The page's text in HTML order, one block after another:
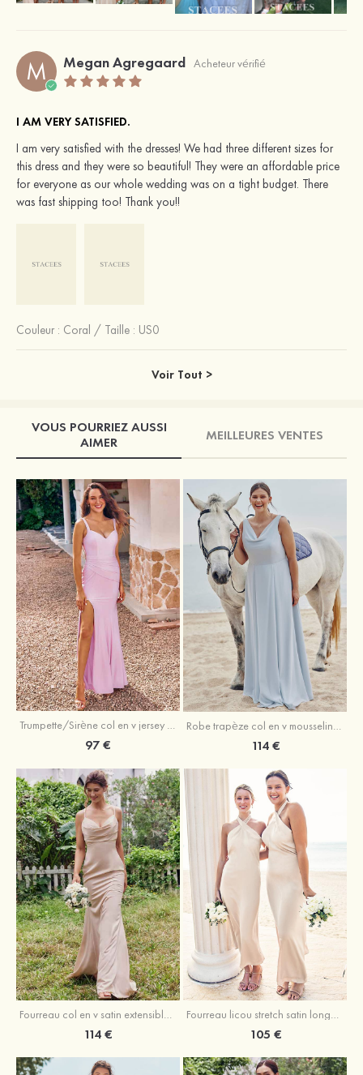
M Megan Agregaard Acheteur vérifié
I AM VERY SATISFIED.
I am very satisfied with the dresses! We had three different sizes for
this dress and they were so beautiful! They were an affordable price
for everyone as our whole wedding was on a tight budget. There
was fast shipping too! Thank you!!
Couleur : Coral / Taille : US0
Voir Tout >
VOUS POURRIEZ AUSSI
AIMER
MEILLEURES VENTES
Trumpette/Sirène col en v jersey ras du sol robe de demoiselle d'honneur
97 € 114 €
Fourreau col en v satin extensible ras du sol robe de demoiselle d'honneur
114 €
Fourreau licou stretch satin longueur cheville robe de demoiselle d'honneur
105 €